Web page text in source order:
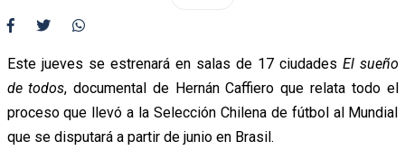
Este jueves se estrenará en salas de 17 ciudades El sueño
de todos, documental de Hernán Caffiero que relata todo el
proceso que llevó a la Selección Chilena de fútbol al Mundial
que se disputará a partir de junio en Brasil.